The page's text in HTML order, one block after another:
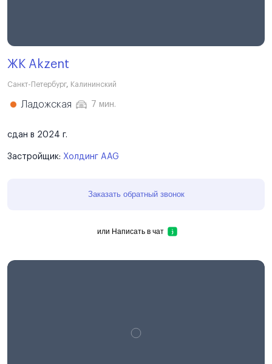
ЖК Akzent
Санкт-Петербург, Калининский
Ладожская 7 мин.
сдан в 2024 г.
Застройщик: Холдинг AAG
Заказать обратный звонок
или Написать в чат